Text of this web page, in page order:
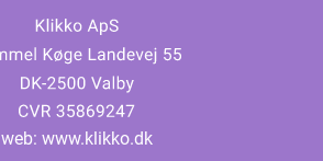
web: www.klikko.dk